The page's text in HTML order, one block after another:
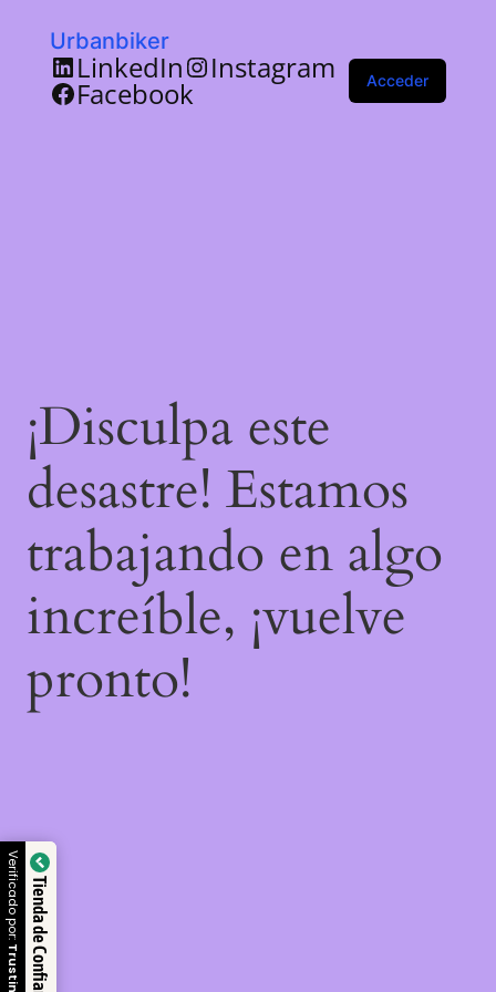
Urbanbiker
LinkedIn Instagram
Facebook Acceder
¡Disculpa este
desastre! Estamos
trabajando en algo
increíble, ¡vuelve
pronto!
Tienda de Confianza
Verificado por: